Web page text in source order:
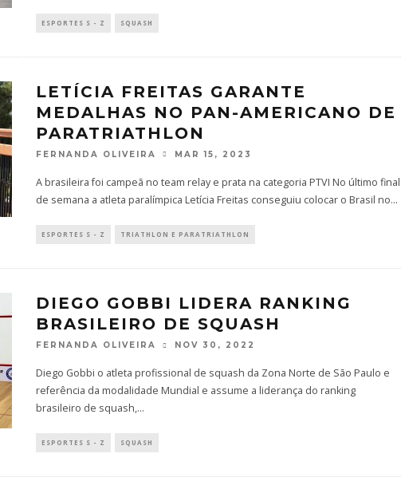
ESPORTES S - Z SQUASH
LETÍCIA FREITAS GARANTE
MEDALHAS NO PAN-AMERICANO DE
PARATRIATHLON
FERNANDA OLIVEIRA MAR 15, 2023
A brasileira foi campeã no team relay e prata na categoria PTVI No último final
de semana a atleta paralímpica Letícia Freitas conseguiu colocar o Brasil no...
ESPORTES S - Z TRIATHLON E PARATRIATHLON
DIEGO GOBBI LIDERA RANKING
BRASILEIRO DE SQUASH
FERNANDA OLIVEIRA NOV 30, 2022
Diego Gobbi o atleta profissional de squash da Zona Norte de São Paulo e
referência da modalidade Mundial e assume a liderança do ranking
brasileiro de squash,...
ESPORTES S - Z SQUASH